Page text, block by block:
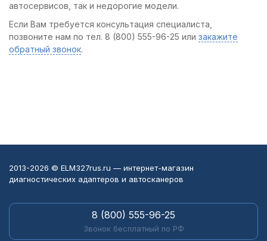
автосервисов, так и недорогие модели.
Если Вам требуется консультация специалиста,
позвоните нам по тел. 8 (800) 555-96-25 или закажите
обратный звонок.
2013-2026 © ELM327rus.ru — интернет-магазин
диагностических адаптеров и автосканеров
8 (800) 555-96-25
Звонок бесплатный по РФ